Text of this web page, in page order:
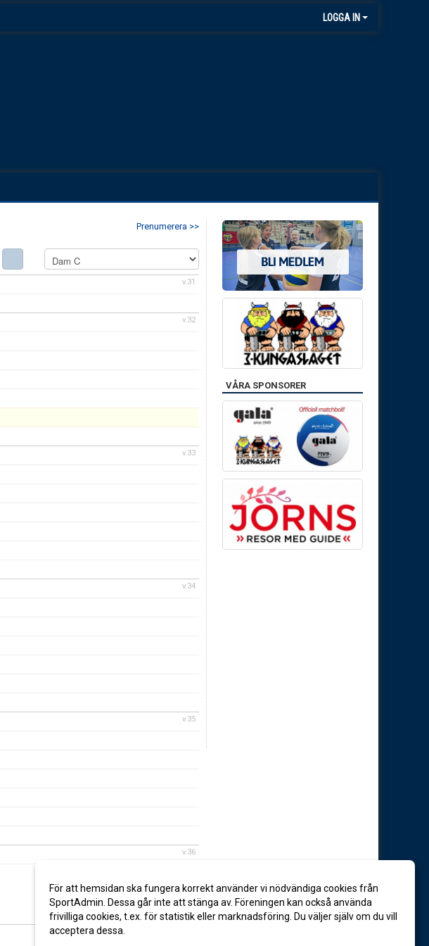
LOGGA IN
Prenumerera >>
v.31
v.32
v.33
v.34
v.35
v.36
VÅRA SPONSORER
För att hemsidan ska fungera korrekt använder vi nödvändiga cookies från
SportAdmin. Dessa går inte att stänga av. Föreningen kan också använda
frivilliga cookies, t.ex. för statistik eller marknadsföring. Du väljer själv om du vill
acceptera dessa.